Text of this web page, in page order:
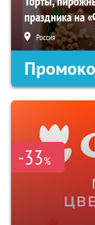
праздника на
Россия
-33%